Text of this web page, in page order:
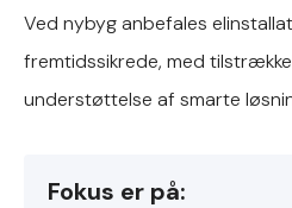
Ved nybyg anbefales
fremtidssikrede, med
understøttelse af smarte
Fokus er på: